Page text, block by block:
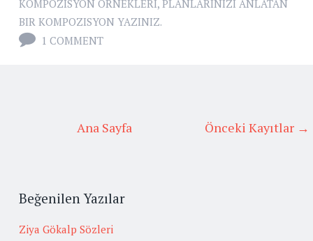
KOMPOZISYON ÖRNEKLERI, PLANLARINIZI ANLATAN
BIR KOMPOZISYON YAZINIZ.
1 COMMENT
Önceki Kayıtlar →
Ana Sayfa
Beğenilen Yazılar
Ziya Gökalp Sözleri